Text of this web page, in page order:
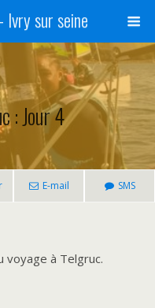
Ivry sur seine
: Jour 4
E-mail SMS
voyage à Telgruc.